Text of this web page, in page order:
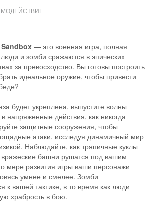
— это военная игра, полная
и зомби сражаются в эпических
за превосходство. Вы готовы построить
идеальное оружие, чтобы привести
будет укреплена, выпустите волны
напряженные действия, как никогда
защитные сооружения, чтобы
атаки, исследуя динамичный мир
Наблюдайте, как тряпичные куклы
вражеские башни рушатся под вашим
мере развития игры ваши персонажи
умнее и смелее. Зомби
к вашей тактике, в то время как люди
храбрость в бою.